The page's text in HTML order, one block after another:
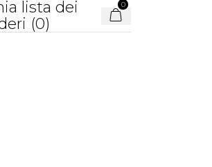
lista dei
(0)
0